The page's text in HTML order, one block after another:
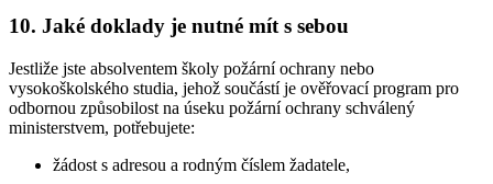
10. Jaké doklady je nutné mít s sebou
Jestliže jste absolventem školy požární ochrany nebo
vysokoškolského studia, jehož součástí je ověřovací program pro
odbornou způsobilost na úseku požární ochrany schválený
ministerstvem, potřebujete:
žádost s adresou a rodným číslem žadatele,